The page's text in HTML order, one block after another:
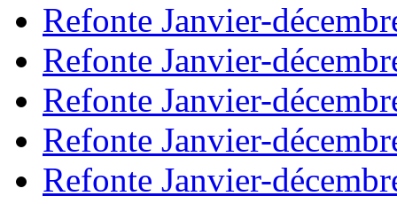
Refonte Janvier-
Refonte Janvier-
Refonte Janvier-
Refonte Janvier-
Refonte Janvier-